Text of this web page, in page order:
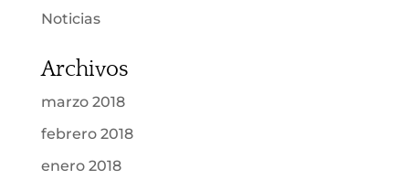
Noticias
Archivos
marzo 2018
febrero 2018
enero 2018